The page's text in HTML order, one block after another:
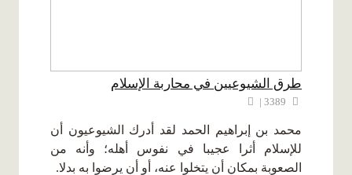
طرق الشيوعيين في محاربة الإسلام
محمد بن إبراهيم الحمد لقد أدرك الشيوعيون أن
للإسلام أثرا عجيبا في نفوس أهله؛ وأنه من
الصعوبة بمكان أن يتخلوا عنه، أو أن يرضوا به بدلا.